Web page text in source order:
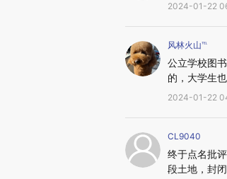
2024-01-22
风林火山℡
公立学校图
的，大学生
2024-01-22
CL9040
终于点名批
段土地，封